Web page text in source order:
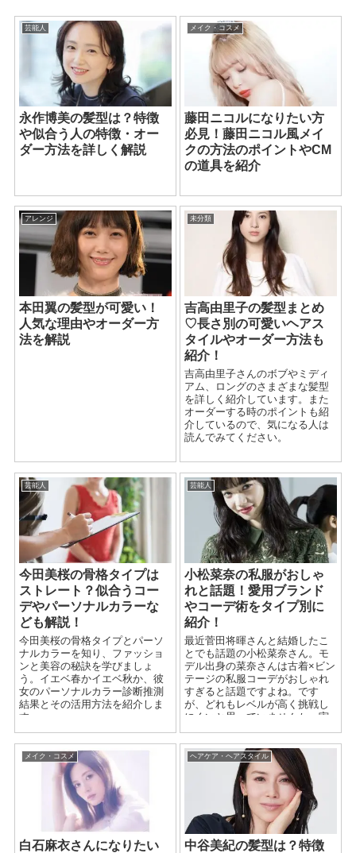
芸能人
永作博美の髪型は？特徴
や似合う人の特徴・オー
ダー方法を詳しく解説
メイク・コスメ
藤田ニコルになりたい方
必見！藤田ニコル風メイ
クの方法のポイントやCM
の道具を紹介
アレンジ
本田翼の髪型が可愛い！
人気な理由やオーダー方
法を解説
未分類
吉高由里子の髪型まとめ
♡長さ別の可愛いヘアス
タイルやオーダー方法も
紹介！
吉高由里子さんのボブやミディ
アム、ロングのさまざまな髪型
を詳しく紹介しています。また
オーダーする時のポイントも紹
介しているので、気になる人は
読んでみてください。
芸能人
今田美桜の骨格タイプは
ストレート？似合うコー
デやパーソナルカラーな
ども解説！
今田美桜の骨格タイプとパーソ
ナルカラーを知り、ファッショ
ンと美容の秘訣を学びましょ
う。イエベ春かイエベ秋か、彼
女のパーソナルカラー診断推測
結果とその活用方法を紹介しま
す。
芸能人
小松菜奈の私服がおしゃ
れと話題！愛用ブランド
やコーデ術をタイプ別に
紹介！
最近菅田将暉さんと結婚したこ
とでも話題の小松菜奈さん。モ
デル出身の菜奈さんは古着×ビン
テージの私服コーデがおしゃれ
すぎると話題ですよね。です
が、どれもレベルが高く挑戦し
にくいと思っていませんか。実
しやすいコーデもたくさんあり
ます。彼女の定番コーデや着回
し術をぜひ活用してみてくださ
メイク・コスメ
白石麻衣さんになりたい
ヘアケア・ヘアスタイル
中谷美紀の髪型は？特徴